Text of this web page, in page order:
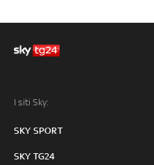
I siti Sky:
SKY SPORT
SKY TG24